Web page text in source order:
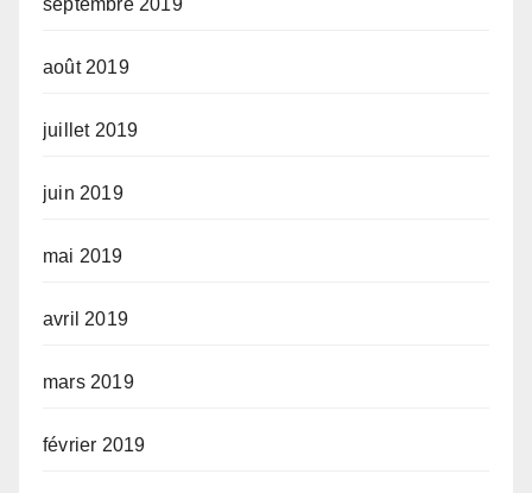
septembre 2019
août 2019
juillet 2019
juin 2019
mai 2019
avril 2019
mars 2019
février 2019